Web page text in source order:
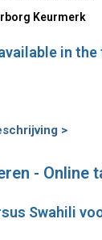
Keurmerk
in
>
- Online
Swahili